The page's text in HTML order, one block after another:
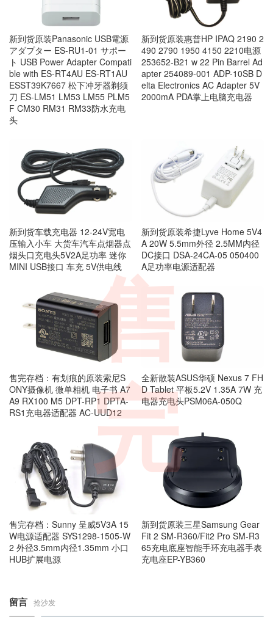
新到货原装Panasonic USB電源
アダプター ES-RU1-01 サポー
ト USB Power Adapter Compati
ble with ES-RT4AU ES-RT1AU
ESST39K7667 松下冲牙器剃须
刀 ES-LM51 LM53 LM55 PLM5
F CM30 RM31 RM33防水充电
头
新到货原装惠普HP IPAQ 2190 2
490 2790 1950 4150 2210电源
253652-B21 w 22 Pin Barrel Ad
apter 254089-001 ADP-10SB D
elta Electronics AC Adapter 5V
2000mA PDA掌上电脑充电器
新到货车载充电器 12-24V宽电
压输入小车 大货车汽车点烟器点
烟头口充电头5V2A足功率 迷你
MINI USB接口 车充 5V供电线
新到货原装希捷Lyve Home 5V4
A 20W 5.5mm外径 2.5MM内径
DC接口 DSA-24CA-05 050400
A足功率电源适配器
售完存档：有划痕的原装索尼S
ONY摄像机 微单相机 电子书 A7
A9 RX100 M5 DPT-RP1 DPTA-
RS1充电器适配器 AC-UUD12
全新散装ASUS华硕 Nexus 7 FH
D Tablet 平板5.2V 1.35A 7W 充
电器充电头PSM06A-050Q
售完存档：Sunny 呈威5V3A 15
W电源适配器 SYS1298-1505-W
2 外径3.5mm内径1.35mm 小口
HUB扩展电源
新到货原装三星Samsung Gear
Fit 2 SM-R360/Fit2 Pro SM-R3
65充电底座智能手环充电器手表
充电座EP-YB360
留言 抢沙发
售
完